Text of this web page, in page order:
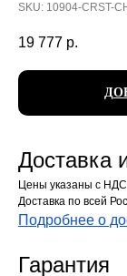
SKU: 10904-CRST-
19 777 р.
Доставка
Цены указаны с НДС
Доставка по всей
Подробнее о
Гарантия